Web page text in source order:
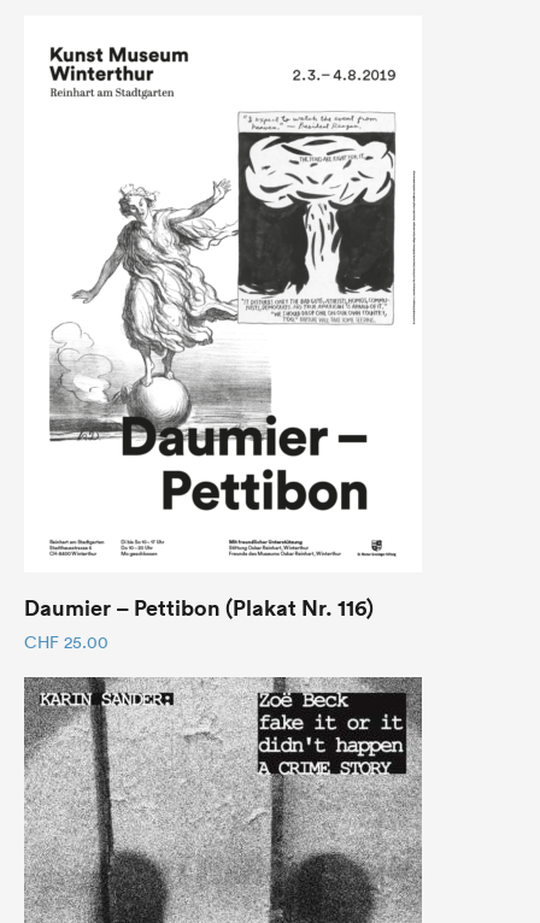
Daumier – Pettibon (Plakat Nr. 116)
CHF 25.00